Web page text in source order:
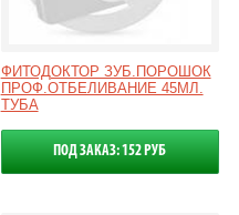
ФИТОДОКТОР ЗУБ.ПОРОШОК
ПРОФ.ОТБЕЛИВАНИЕ 45МЛ.
ТУБА
ПОД ЗАКАЗ: 152 РУБ